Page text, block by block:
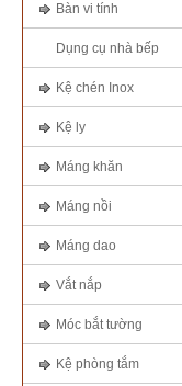
Bàn vi tính
Dụng cụ nhà bếp
Kệ chén Inox
Kệ ly
Máng khăn
Máng nồi
Máng dao
Vắt nắp
Móc bắt tường
Kệ phòng tắm